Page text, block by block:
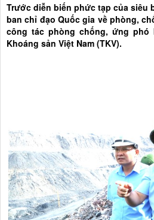
Trước diễn biến phức tạp của siêu
ban chỉ đạo Quốc gia về phòng,
công tác phòng chống, ứng phó
Khoáng sản Việt Nam (TKV).